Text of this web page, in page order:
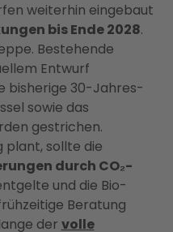
weiterhin eingebaut
bis Ende 2028.
Bestehende
Entwurf
bisherige 30-Jahres-
sowie das
gestrichen.
plant, sollte die
durch CO₂-
und die Bio-
Beratung
der volle